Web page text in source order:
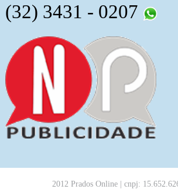
(32) 3431 - 0207
2012 Prados Online | cnpj: